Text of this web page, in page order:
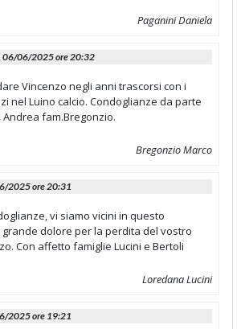
Paganini Daniela
06/06/2025 ore 20:32
Vincenzo negli anni trascorsi con i
nel Luino calcio. Condoglianze da parte
Andrea fam.Bregonzio.
Bregonzio Marco
2025 ore 20:31
vi siamo vicini in questo
dolore per la perdita del vostro
Con affetto famiglie Lucini e Bertoli
Loredana Lucini
2025 ore 19:21